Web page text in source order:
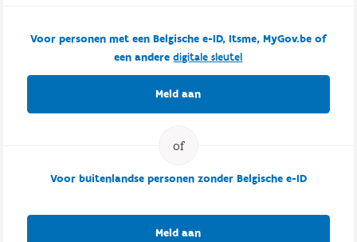
Voor personen met een Belgische e-ID, Itsme, MyGov.be of
een anderedigitale sleutel
Meld aan
Voor buitenlandse personen zonder Belgische e-ID
Meld aan